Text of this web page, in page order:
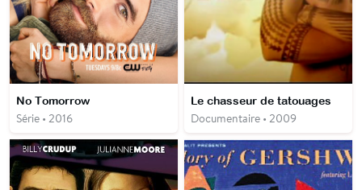
No Tomorrow
Série • 2016
Le chasseur de tatouages
Documentaire • 2009